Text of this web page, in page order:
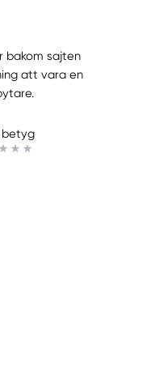
bakom sajten
att vara en